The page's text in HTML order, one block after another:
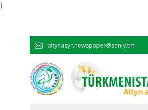
Ï
altynasyr.newspaper@sanly.tm